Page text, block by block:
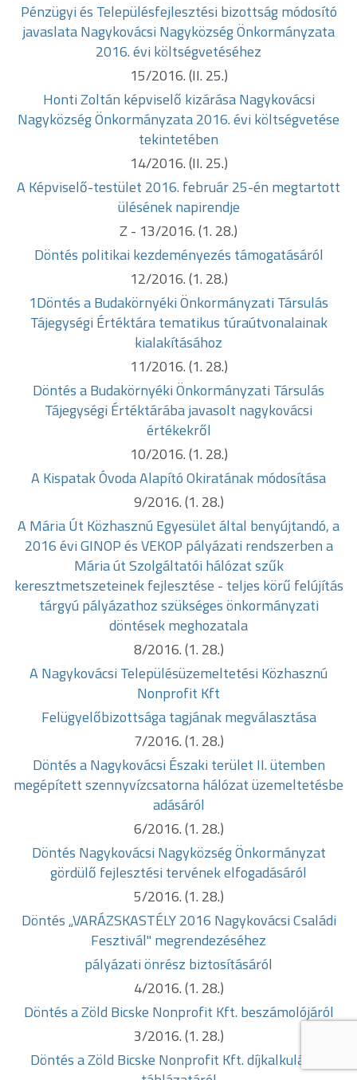
Pénzügyi és Településfejlesztési bizottság módosító
javaslataNagykovácsi Nagyközség Önkormányzata
2016. évi költségvetéséhez
15/2016. (II. 25.)
Honti Zoltán képviselő kizárása Nagykovácsi
NagyközségÖnkormányzata 2016. évi költségvetése
tekintetében
14/2016. (II. 25.)
A Képviselő-testület 2016. február 25-én megtartott
ülésének napirendje
Z - 13/2016. (1. 28.)
Döntés politikai kezdeményezés támogatásáról
12/2016. (1. 28.)
1Döntés a Budakörnyéki Önkormányzati Társulás
Tájegységi Értéktára tematikus túraútvonalainak
kialakításához
11/2016. (1. 28.)
Döntés a Budakörnyéki Önkormányzati Társulás
Tájegységi Értéktárába javasolt nagykovácsi
értékekről
10/2016. (1. 28.)
A Kispatak Óvoda Alapító Okiratának módosítása
9/2016. (1. 28.)
A Mária Út Közhasznú Egyesület által benyújtandó, a
2016 évi GINOP és VEKOP pályázati rendszerben a
Mária út Szolgáltatói hálózat szűk
keresztmetszeteinek fejlesztése - teljes körű felújítás
tárgyú pályázathoz szükséges önkormányzati
döntések meghozatala
8/2016. (1. 28.)
A Nagykovácsi Településüzemeltetési Közhasznú
Nonprofit Kft
Felügyelőbizottsága tagjának megválasztása
7/2016. (1. 28.)
Döntés a Nagykovácsi Északi terület II. ütemben
megépített szennyvízcsatorna hálózat üzemeltetésbe
adásáról
6/2016. (1. 28.)
Döntés Nagykovácsi Nagyközség Önkormányzat
gördülő fejlesztési tervének elfogadásáról
5/2016. (1. 28.)
Döntés „VARÁZSKASTÉLY 2016 Nagykovácsi Családi
Fesztivál" megrendezéséhez
pályázati önrész biztosításáról
4/2016. (1. 28.)
Döntés a Zöld Bicske Nonprofit Kft. beszámolójáról
3/2016. (1. 28.)
Döntés a Zöld Bicske Nonprofit Kft. díjkalkulációs